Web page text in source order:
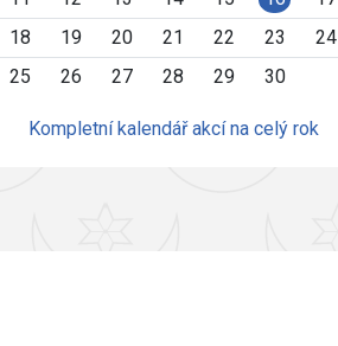
18
19 20 21 22 23
24
25
26 27 28 29 30
Kompletní kalendář akcí na celý rok